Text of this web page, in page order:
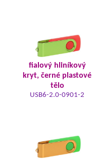
fialový hliníkový
kryt, černé plastové
tělo
USB6-2.0-0901-2